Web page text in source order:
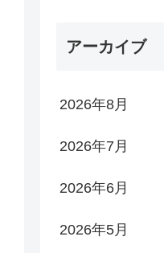
アーカイブ
2026年8月
2026年7月
2026年6月
2026年5月